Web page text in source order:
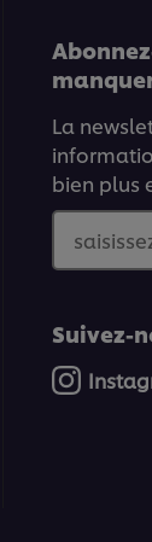
La
bien plus
Suivez-